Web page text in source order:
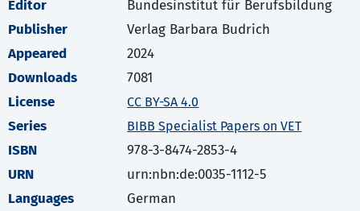
Editor
Bundesinstitut für Berufsbildung
Publisher
Verlag Barbara Budrich
Appeared
2024
Downloads
7081
License
CC BY-SA 4.0
Series BIBB Specialist Papers on VET
ISBN
978-3-8474-2853-4
URN
urn:nbn:de:0035-1112-5
Languages
German